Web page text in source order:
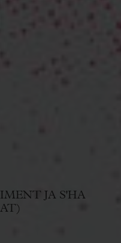
JA S'HA